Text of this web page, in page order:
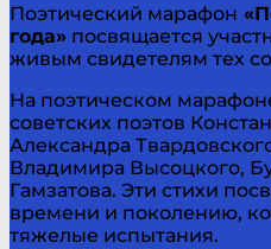
Поэтический марафон
года» посвящается
живым свидетелям тех
На поэтическом
советских поэтов
Александра
Владимира Высоцкого,
Гамзатова. Эти стихи
времени и поколению,
тяжелые испытания.